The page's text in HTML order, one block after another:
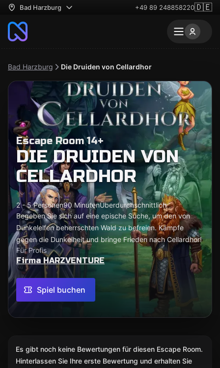
Bad Harzburg +49 89 248858220🇩🇪
Bad Harzburg Die Druiden von Cellardhor
Escape Room 14+
DIE DRUIDEN VON
CELLARDHOR
2 - 5 Personen90 MinutenÜberdurchschnittlich
Begeben Sie sich auf eine epische Suche, um den von
Dunkelelfen beherrschten Wald zu befreien. Kämpfe
gegen die Dunkelheit und bringe Frieden nach Cellardhor!
Für Profis
Firma HARZVENTURE
Spiel buchen
Es gibt noch keine Bewertungen für diesen Escape Room.
Hinterlassen Sie Ihre erste Bewertung und erhalten Sie